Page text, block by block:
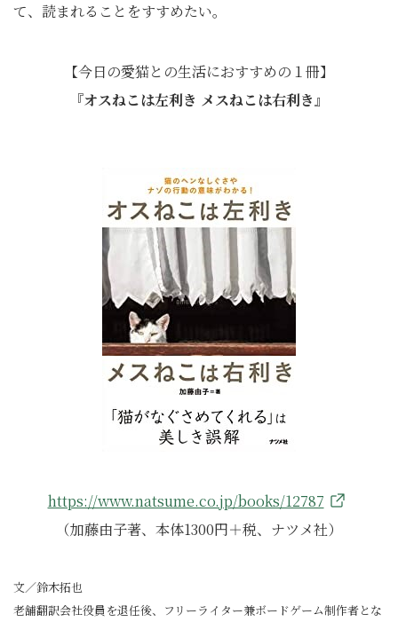
て、読まれることをすすめたい。
【今日の愛猫との生活におすすめの１冊】
『オスねこは左利き メスねこは右利き』
https://www.natsume.co.jp/books/12787
（加藤由子著、本体1300円＋税、ナツメ社）
文／鈴木拓也
老舗翻訳会社役員を退任後、フリーライター兼ボードゲーム制作者とな